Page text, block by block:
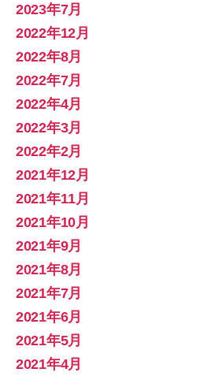
2023年7月
2022年12月
2022年8月
2022年7月
2022年4月
2022年3月
2022年2月
2021年12月
2021年11月
2021年10月
2021年9月
2021年8月
2021年7月
2021年6月
2021年5月
2021年4月